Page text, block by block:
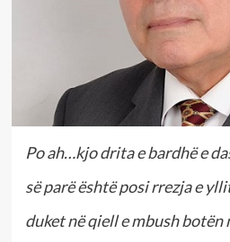
Po ah…kjo drita e bardhë e
së parë është posi rrezja e
duket në qiell e mbush botën